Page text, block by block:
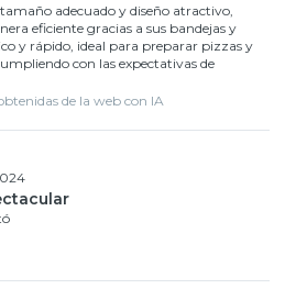
adecuado y diseño atractivo,
eficiente gracias a sus bandejas y
y rápido, ideal para preparar pizzas y
con las expectativas de
de la web con IA